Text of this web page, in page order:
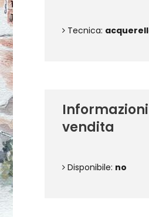
Tecnica:
vendita
Disponibile: no